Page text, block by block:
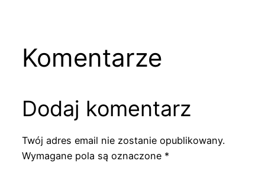
Komentarze
Dodaj komentarz
Twój adres email nie zostanie opublikowany.
Wymagane pola są oznaczone *